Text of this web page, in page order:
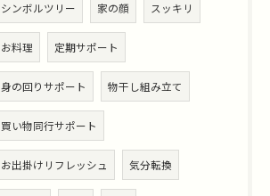
シンボルツリー 家の顔 スッキリ
お料理 定期サポート
身の回りサポート 物干し組み立て
買い物同行サポート
お出掛けリフレッシュ 気分転換